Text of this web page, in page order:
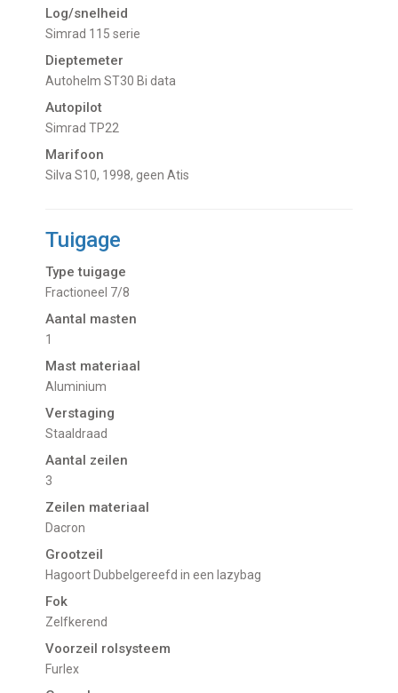
Log/snelheid
Simrad 115 serie
Dieptemeter
Autohelm ST30 Bi data
Autopilot
Simrad TP22
Marifoon
Silva S10, 1998, geen Atis
Tuigage
Type tuigage
Fractioneel 7/8
Aantal masten
1
Mast materiaal
Aluminium
Verstaging
Staaldraad
Aantal zeilen
3
Zeilen materiaal
Dacron
Grootzeil
Hagoort Dubbelgereefd in een lazybag
Fok
Zelfkerend
Voorzeil rolsysteem
Furlex